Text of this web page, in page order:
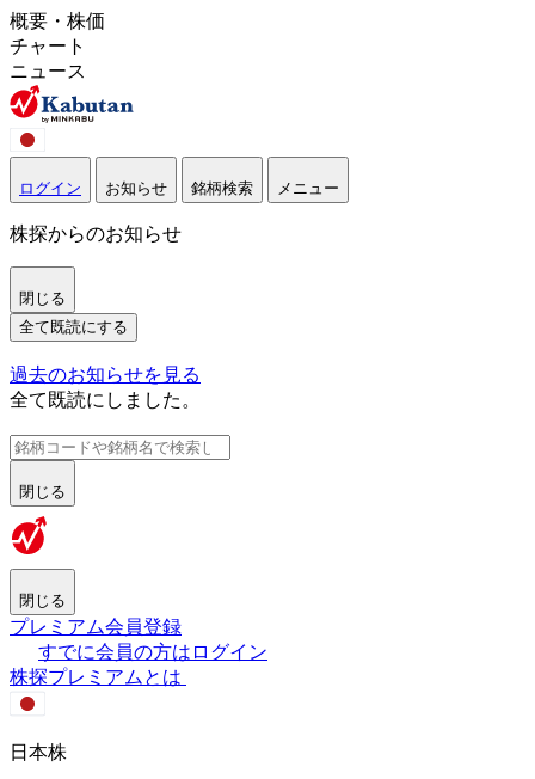
概要・株価
チャート
ニュース
ログイン お知らせ 銘柄検索 メニュー
株探からのお知らせ
閉じる
全て既読にする
過去のお知らせを見る
全て既読にしました。
閉じる
閉じる
プレミアム会員登録
すでに会員の方はログイン
株探プレミアムとは
日本株